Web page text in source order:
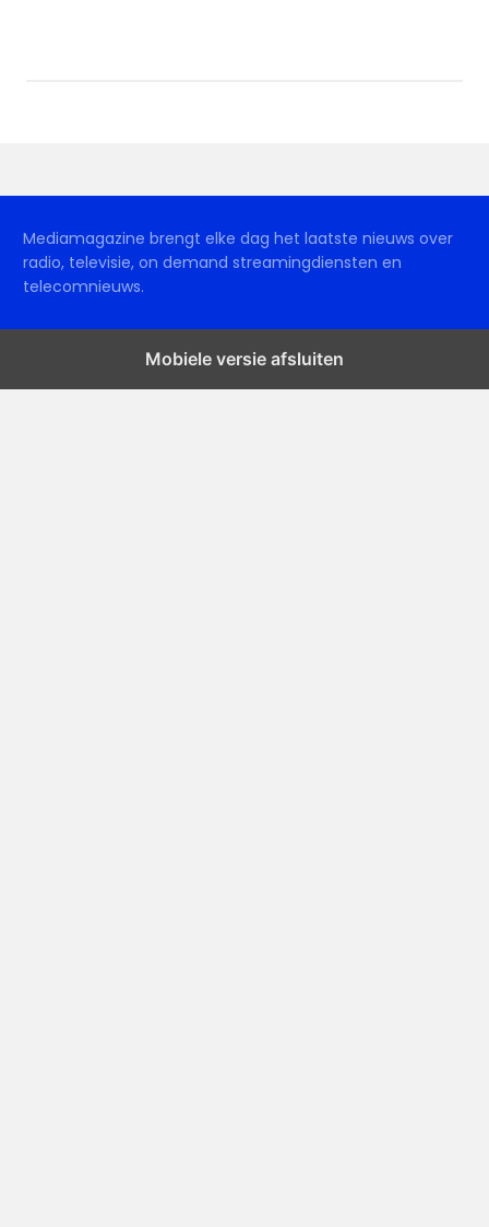
Mediamagazine brengt elke dag het laatste nieuws over
radio, televisie, on demand streamingdiensten en
telecomnieuws.
Mobiele versie afsluiten